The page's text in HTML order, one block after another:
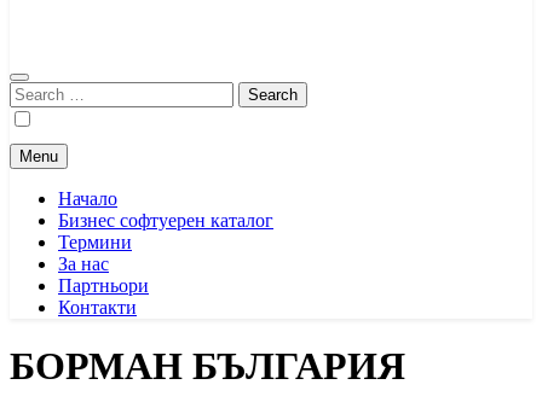
Search
for:
Menu
Начало
Бизнес софтуерен каталог
Термини
За нас
Партньори
Контакти
БОРМАН БЪЛГАРИЯ